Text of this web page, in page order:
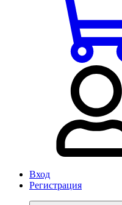
Вход
Регистрация